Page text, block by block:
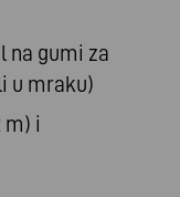
gumi za
u mraku)
m) i